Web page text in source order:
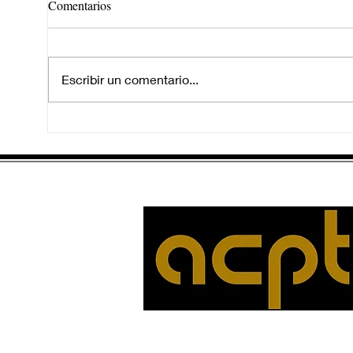
EN EL FONDO DEL RÍO
Comentarios
Escribir un comentario...